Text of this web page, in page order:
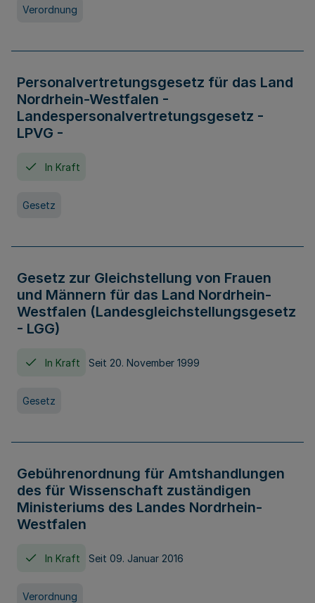
Verordnung
Personalvertretungsgesetz für das Land
Nordrhein-Westfalen -
Landespersonalvertretungsgesetz -
LPVG -
In Kraft
Gesetz
Gesetz zur Gleichstellung von Frauen
und Männern für das Land Nordrhein-
Westfalen (Landesgleichstellungsgesetz
- LGG)
In Kraft Seit 20. November 1999
Gesetz
Gebührenordnung für Amtshandlungen
des für Wissenschaft zuständigen
Ministeriums des Landes Nordrhein-
Westfalen
In Kraft Seit 09. Januar 2016
Verordnung